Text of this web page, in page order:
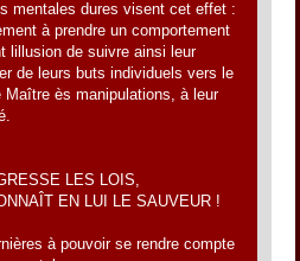
mentales dures visent cet effet :
à prendre un comportement
lillusion de suivre ainsi leur
de leurs buts individuels vers le
ès manipulations, à leur
LES LOIS,
EN LUI LE SAUVEUR !
à pouvoir se rendre compte